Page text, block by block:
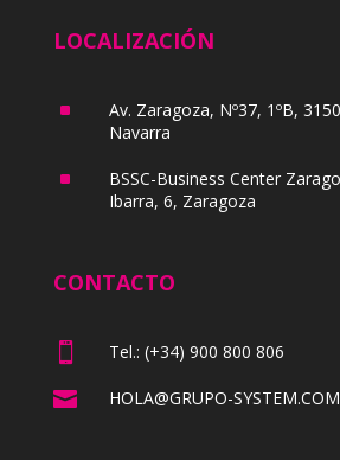
LOCALIZACIÓN
^
Av. Zaragoza, Nº37, 1ºB,
Navarra
^
BSSC-Business Center
Ibarra, 6, Zaragoza
CONTACTO
 Tel.: (+34) 900 800 806
 HOLA@GRUPO-SYSTEM.COM